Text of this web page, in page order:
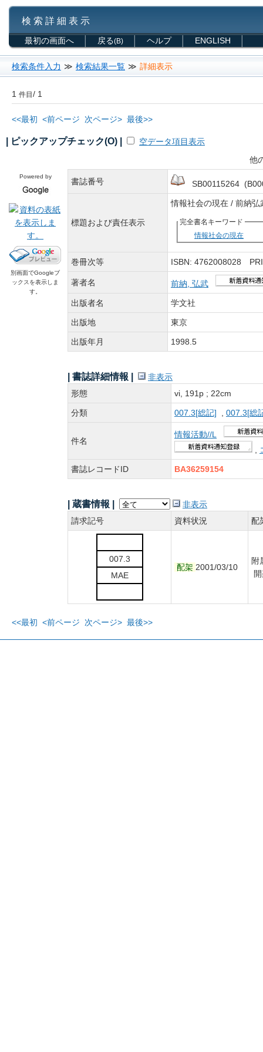
検 索 詳 細 表 示
最初の画面へ 戻る(B) ヘルプ ENGLISH
検索条件入力 ≫ 検索結果一覧 ≫ 詳細表示
1 件目/ 1
<<最初 <前ページ 次ページ> 最後>>
| ピックアップチェック(O) |
空データ項目表示
他
Powered by
別画面でGoogleブ
ックスを表示しま
す。
書誌番号 SB00115264
標題および責任表示
情報社会の現在 / 前
完全書名キーワード
情報社会の現在
巻冊次等 ISBN: 4762008028
著者名 前納, 弘武
出版者名 学文社
出版地 東京
出版年月 1998.5
| 書誌詳細情報 |
非表示
形態
vi, 191p ; 22cm
分類 007.3[総記] 007.3[総
件名
情報活動//L
書誌レコードID BA36259154
| 蔵書情報 |
非表示
請求記号
資料状況 配
007.3
MAE
配架 2001/03/10
附
<<最初 <前ページ 次ページ> 最後>>